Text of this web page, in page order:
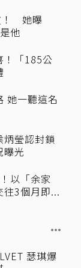
！ 她曝
他
！「185公
她一聽這名
瑩認封鎖
光
以「余家
3個月即...
瑟琪爆